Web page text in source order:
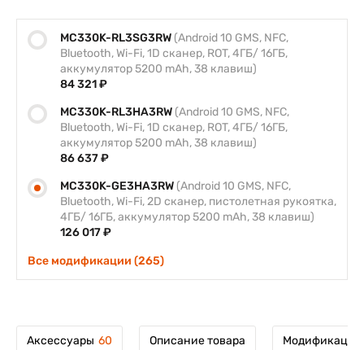
MC330K-RL3SG3RW (Android 10 GMS, NFC,
Bluetooth, Wi-Fi, 1D сканер, ROT, 4ГБ/ 16ГБ,
аккумулятор 5200 mAh, 38 клавиш)
84 321 ₽
MC330K-RL3HA3RW (Android 10 GMS, NFC,
Bluetooth, Wi-Fi, 1D сканер, ROT, 4ГБ/ 16ГБ,
аккумулятор 5200 mAh, 38 клавиш)
86 637 ₽
MC330K-GE3HA3RW (Android 10 GMS, NFC,
Bluetooth, Wi-Fi, 2D сканер, пистолетная рукоятка,
4ГБ/ 16ГБ, аккумулятор 5200 mAh, 38 клавиш)
126 017 ₽
Все модификации (265)
Аксессуары 60 Описание товара Модификации